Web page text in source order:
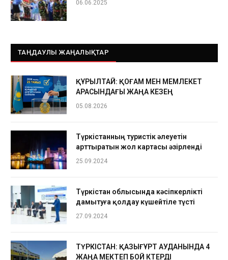
06.06.2025
ТАҢДАУЛЫ ЖАҢАЛЫҚТАР
ҚҰРЫЛТАЙ: ҚОҒАМ МЕН МЕМЛЕКЕТ
АРАСЫНДАҒЫ ЖАҢА КЕЗЕҢ
05.08.2026
Түркістанның туристік әлеуетін
арттыратын жол картасы әзірленді
25.09.2024
Түркістан облысында кәсіпкерлікті
дамытуға қолдау күшейтіле түсті
27.09.2024
ТҮРКІСТАН: ҚАЗЫҒҰРТ АУДАНЫНДА 4
ЖАҢА МЕКТЕП БОЙ КӨТЕРДІ